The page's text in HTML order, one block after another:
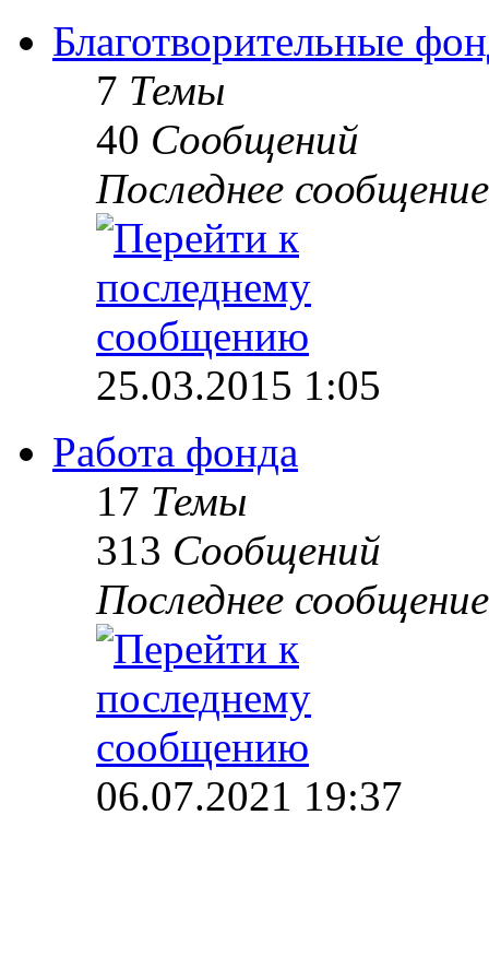
Благотворительные
7 Темы
40 Сообщений
Последнее сообщение
25.03.2015 1:05
Работа фонда
17 Темы
313 Сообщений
Последнее сообщение
06.07.2021 19:37